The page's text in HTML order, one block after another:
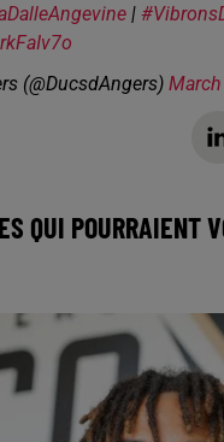
|
(@DucsdAngers)
QUI POURRAIENT